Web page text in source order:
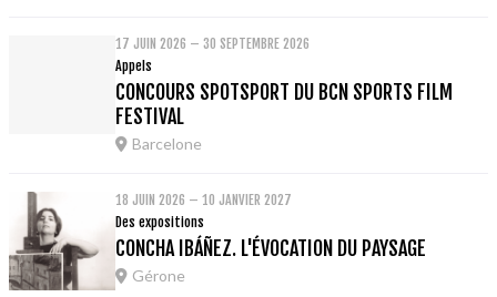
17 JUIN 2026 – 30 SEPTEMBRE 2026
Appels
CONCOURS SPOTSPORT DU BCN SPORTS FILM
FESTIVAL
Barcelone
18 JUIN 2026 – 10 JANVIER 2027
Des expositions
CONCHA IBÁÑEZ. L'ÉVOCATION DU PAYSAGE
Gérone